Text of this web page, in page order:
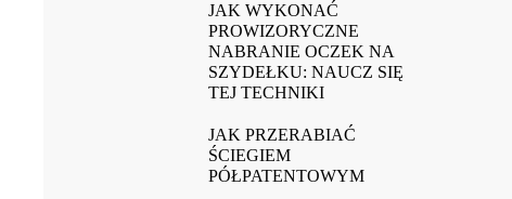
JAK WYKONAĆ
PROWIZORYCZNE
NABRANIE OCZEK NA
SZYDEŁKU: NAUCZ SIĘ
TEJ TECHNIKI
JAK PRZERABIAĆ
ŚCIEGIEM
PÓŁPATENTOWYM